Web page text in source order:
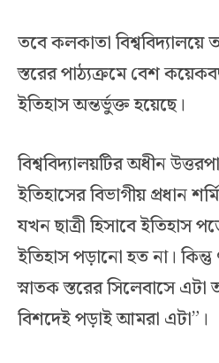
তবে কলকাতা বিশ্ববিদ্যালয়ে
স্তরের পাঠ্যক্রমে বেশ
ইতিহাস অন্তর্ভুক্ত হয়েছে।
বিশ্ববিদ্যালয়টির অধীন
ইতিহাসের বিভাগীয় প্রধান
যখন ছাত্রী হিসাবে ইতিহাস
ইতিহাস পড়ানো হত না।
স্নাতক স্তরের সিলেবাসে
বিশদেই পড়াই আমরা এটা”।